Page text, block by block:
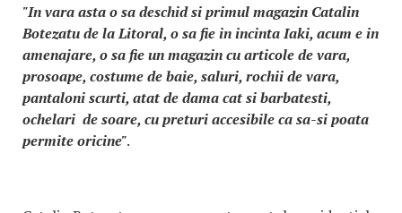
"In vara asta o sa deschid si primul magazin Catalin
Botezatu de la Litoral, o sa fie in incinta Iaki, acum e in
amenajare, o sa fie un magazin cu articole de vara,
prosoape, costume de baie, saluri, rochii de vara,
pantaloni scurti, atat de dama cat si barbatesti,
ochelari de soare, cu preturi accesibile ca sa-si poata
permite oricine".